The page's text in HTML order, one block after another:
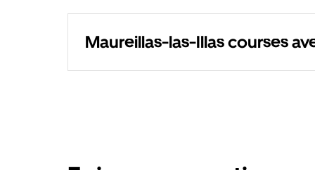
Maureillas-las-Illas courses